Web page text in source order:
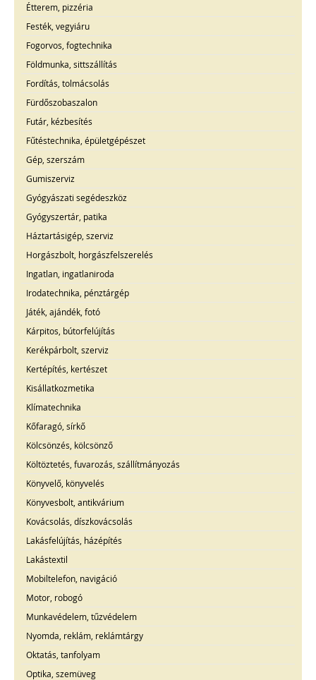
Étterem, pizzéria
Festék, vegyiáru
Fogorvos, fogtechnika
Földmunka, sittszállítás
Fordítás, tolmácsolás
Fürdőszobaszalon
Futár, kézbesítés
Fűtéstechnika, épületgépészet
Gép, szerszám
Gumiszerviz
Gyógyászati segédeszköz
Gyógyszertár, patika
Háztartásigép, szerviz
Horgászbolt, horgászfelszerelés
Ingatlan, ingatlaniroda
Irodatechnika, pénztárgép
Játék, ajándék, fotó
Kárpitos, bútorfelújítás
Kerékpárbolt, szerviz
Kertépítés, kertészet
Kisállatkozmetika
Klímatechnika
Kőfaragó, sírkő
Kölcsönzés, kölcsönző
Költöztetés, fuvarozás, szállítmányozás
Könyvelő, könyvelés
Könyvesbolt, antikvárium
Kovácsolás, díszkovácsolás
Lakásfelújítás, házépítés
Lakástextil
Mobiltelefon, navigáció
Motor, robogó
Munkavédelem, tűzvédelem
Nyomda, reklám, reklámtárgy
Oktatás, tanfolyam
Optika, szemüveg